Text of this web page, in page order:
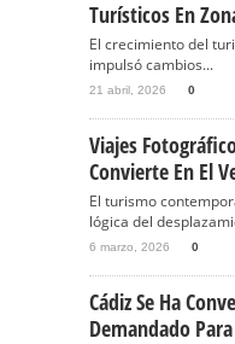
Turísticos En
El crecimiento del
impulsó cambios...
21 abril, 2026 0
Viajes
Convierte En El
El turismo
lógica del
6 marzo, 2026 0
Cádiz Se Ha
Demandado